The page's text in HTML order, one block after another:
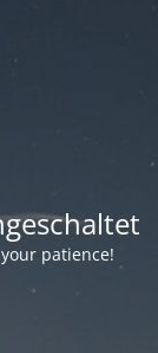
patience!